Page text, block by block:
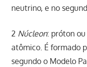
neutrino, e no
2 Núcleon: próton
atômico. É formado
segundo o Modelo